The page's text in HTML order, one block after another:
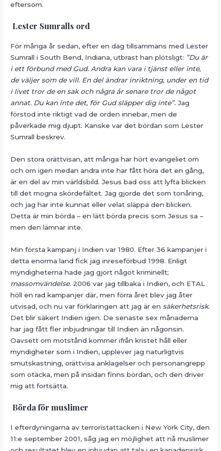
eftersom.
Lester Sumralls ord
För många år sedan, efter en dag tillsammans med Lester
Sumrall i South Bend, Indiana, utbrast han plötsligt: ”Du är
i ett förbund med Gud. Andra kan vara i tjänst eller inte,
de väljer som de vill. En del ändrar inriktning, under en tid
i livet tror de en sak och några år senare tror de något
annat. Du kan inte det, för Gud släpper dig inte”.Jag
förstod inte riktigt vad de orden innebar, men de
påverkade mig djupt. Kanske var det bördan som Lester
Sumrall beskrev.
Den stora orättvisan, att många har hört evangeliet om
och om igen medan andra inte har fått höra det en gång,
är en del av min världsbild. Jesus bad oss att lyfta blicken
till det mogna skördefältet. Jag gjorde det som tonåring,
och jag har inte kunnat eller velat släppa den blicken.
Detta är min börda – en lätt börda precis som Jesus sa –
men den lämnar inte.
Min första kampanj i Indien var 1980. Efter 36 kampanjer i
detta enorma land fick jag inreseförbud 1998. Enligt
myndigheterna hade jag gjort något kriminellt;
massomvändelse. 2006 var jag tillbaka i Indien, och ETAL
höll en rad kampanjer där, men förra året blev jag åter
utvisad, och nu var förklaringen att jag är en säkerhetsrisk.
Det blir säkert Indien igen. De senaste sex månaderna
har jag fått fler inbjudningar till Indien än någonsin.
Oavsett om motstånd kommer ifrån kristet håll eller
myndigheter som i Indien, upplever jag naturligtvis
smutskastning, orättvisa anklagelser och personangrepp
som otäcka, men på insidan finns bördan, och den driver
mig att fortsätta.
Börda för muslimer
I efterdyningarna av terroristattacken i New York City, den
11:e september 2001, såg jag en möjlighet att nå muslimer